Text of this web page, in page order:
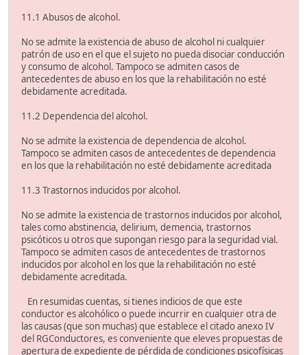
11.1 Abusos de alcohol.
No se admite la existencia de abuso de alcohol ni cualquier
patrón de uso en el que el sujeto no pueda disociar conducción
y consumo de alcohol. Tampoco se admiten casos de
antecedentes de abuso en los que la rehabilitación no esté
debidamente acreditada.
11.2 Dependencia del alcohol.
No se admite la existencia de dependencia de alcohol.
Tampoco se admiten casos de antecedentes de dependencia
en los que la rehabilitación no esté debidamente acreditada
11.3 Trastornos inducidos por alcohol.
No se admite la existencia de trastornos inducidos por alcohol,
tales como abstinencia, delirium, demencia, trastornos
psicóticos u otros que supongan riesgo para la seguridad vial.
Tampoco se admiten casos de antecedentes de trastornos
inducidos por alcohol en los que la rehabilitación no esté
debidamente acreditada.
En resumidas cuentas, si tienes indicios de que este
conductor es alcohólico o puede incurrir en cualquier otra de
las causas (que son muchas) que establece el citado anexo IV
del RGConductores, es conveniente que eleves propuestas de
apertura de expediente de pérdida de condiciones psicofísicas